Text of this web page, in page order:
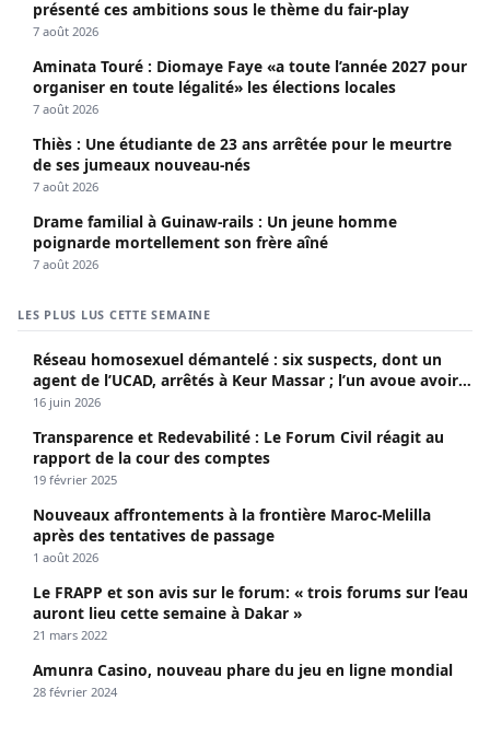
présenté ces ambitions sous le thème du fair-play
7 août 2026
Aminata Touré : Diomaye Faye «a toute l’année 2027 pour
organiser en toute légalité» les élections locales
7 août 2026
Thiès : Une étudiante de 23 ans arrêtée pour le meurtre
de ses jumeaux nouveau-nés
7 août 2026
Drame familial à Guinaw-rails : Un jeune homme
poignarde mortellement son frère aîné
7 août 2026
LES PLUS LUS CETTE SEMAINE
Réseau homosexuel démantelé : six suspects, dont un
agent de l’UCAD, arrêtés à Keur Massar ; l’un avoue avoir
propagé le VIH depuis 2018
16 juin 2026
Transparence et Redevabilité : Le Forum Civil réagit au
rapport de la cour des comptes
19 février 2025
Nouveaux affrontements à la frontière Maroc-Melilla
après des tentatives de passage
1 août 2026
Le FRAPP et son avis sur le forum: « trois forums sur l’eau
auront lieu cette semaine à Dakar »
21 mars 2022
Amunra Casino, nouveau phare du jeu en ligne mondial
28 février 2024